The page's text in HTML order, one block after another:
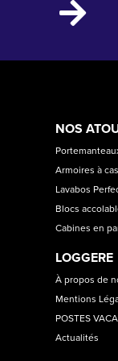
NOS
Armoires à
Lavabos
Blocs
Cabines en
LOGGERE
À propos de
Mentions
POSTES
Actualités